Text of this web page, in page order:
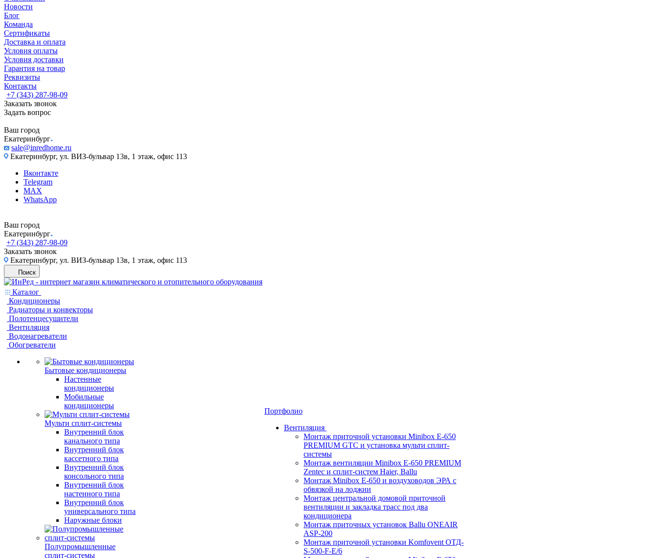
Новости
Блог
Команда
Сертификаты
Доставка и оплата
Условия оплаты
Условия доставки
Гарантия на товар
Реквизиты
Контакты
+7 (343) 287-98-09
Заказать звонок
Задать вопрос
Ваш город
Екатеринбург
sale@inredhome.ru
Екатеринбург, ул. ВИЗ-бульвар 13в, 1 этаж, офис 113
Вконтакте
Telegram
MAX
WhatsApp
Ваш город
Екатеринбург
+7 (343) 287-98-09
Заказать звонок
Екатеринбург, ул. ВИЗ-бульвар 13в, 1 этаж, офис 113
Поиск
Каталог
Кондиционеры
Радиаторы и конвекторы
Полотенцесушители
Вентиляция
Водонагреватели
Обогреватели
Бытовые кондиционеры
Настенные
кондиционеры
Мобильные
кондиционеры
Мульти сплит-системы
Внутренний блок
канального типа
Внутренний блок
кассетного типа
Внутренний блок
консольного типа
Внутренний блок
настенного типа
Внутренний блок
универсального типа
Наружные блоки
Полупромышленные
сплит-системы
Портфолио
Вентиляция
Монтаж приточной установки Minibox E-650
PREMIUM GTC и установка мульти сплит-
системы
Монтаж вентиляции Minibox E-650 PREMIUM
Zentec и сплит-систем Haier, Ballu
Монтаж Minibox E-650 и воздуховодов ЭРА с
обвязкой на лоджии
Монтаж центральной домовой приточной
вентиляции и закладка трасс под два
кондиционера
Монтаж приточных установок Ballu ONEAIR
ASP-200
Монтаж приточной установки Komfovent ОТД-
S-500-F-E/6